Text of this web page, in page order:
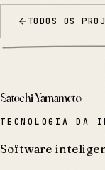
TODOS OS
Satochi Yamamoto
TECNOLOGIA DA
Software